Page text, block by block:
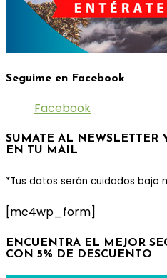
Seguime en Facebook
Facebook
SUMATE AL NEWSLETTER
EN TU MAIL
*Tus datos serán cuidados bajo
[mc4wp_form]
ENCUENTRA EL MEJOR
CON 5% DE DESCUENTO